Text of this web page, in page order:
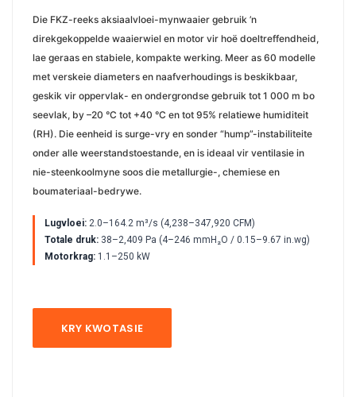
Die FKZ-reeks aksiaalvloei-mynwaaier gebruik ’n
direkgekoppelde waaierwiel en motor vir hoë doeltreffendheid,
lae geraas en stabiele, kompakte werking. Meer as 60 modelle
met verskeie diameters en naafverhoudings is beskikbaar,
geskik vir oppervlak- en ondergrondse gebruik tot 1 000 m bo
seevlak, by –20 °C tot +40 °C en tot 95% relatiewe humiditeit
(RH). Die eenheid is surge-vry en sonder “hump”-instabiliteite
onder alle weerstandstoestande, en is ideaal vir ventilasie in
nie-steenkoolmyne soos die metallurgie-, chemiese en
boumateriaal-bedrywe.
Lugvloei: 2.0–164.2 m³/s (4,238–347,920 CFM)
Totale druk: 38–2,409 Pa (4–246 mmH₂O / 0.15–9.67 in.wg)
Motorkrag: 1.1–250 kW
KRY KWOTASIE